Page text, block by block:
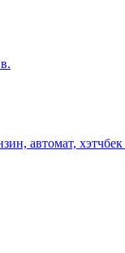
автомат,